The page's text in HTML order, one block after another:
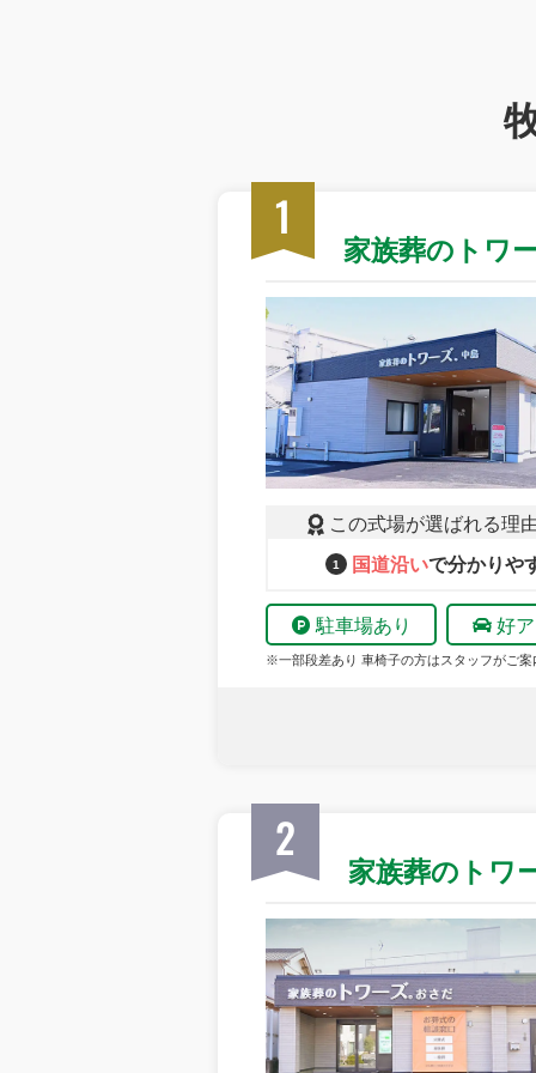
1
家族葬のトワ
この式場が選ばれる理
国道沿いで分かりや
駐車場あり 好
※一部段差あり 車椅子の方はスタッフがご案
2
家族葬のトワ